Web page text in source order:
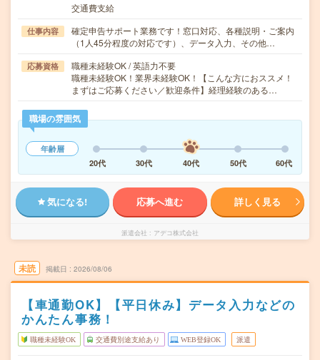
交通費支給
仕事内容
確定申告サポート業務です！窓口対応、各種説明・ご案内
（1人45分程度の対応です）、データ入力、その他…
応募資格
職種未経験OK / 英語力不要
職種未経験OK！業界未経験OK！【こんな方におススメ！
まずはご応募ください／歓迎条件】経理経験のある…
職場の雰囲気
年齢層
20代
30代 40代 50代 60代
気になる! 応募へ進む 詳しく見る
派遣会社 アデコ株式会社
未読 掲載日 2026/08/06
【車通勤OK】【平日休み】データ入力などの
かんたん事務！
職種未経験OK 交通費別途支給あり WEB登録OK 派遣